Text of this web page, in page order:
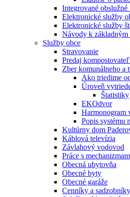
Integrované obslužné
Elektronické služby
Elektronické služby
Návody k
Služby obce
Stravovanie
Predaj
Zber komunálneho a
Ako triedime
Úroveň
Štatistiky
EKOdvor
Harmonogram
Popis systému
Kultúrny dom
Káblová televízia
Závlahový vodovod
Práce s
Obecná ubytovňa
Obecné byty
Obecné garáže
Cenníky a